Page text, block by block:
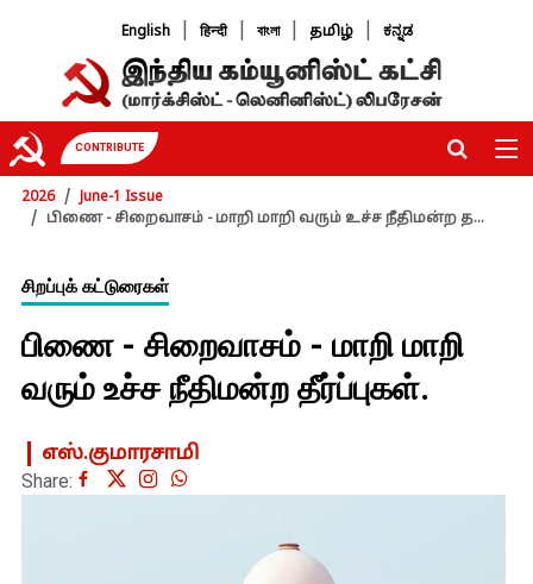
English हिन्दी বাংলা தமிழ் ಕನ್ನಡ
CONTRIBUTE
2026
June-1 Issue
பிணை - சிறைவாசம் - மாறி மாறி வரும் உச்ச நீதிமன்ற த...
சிறப்புக் கட்டுரைகள்
பிணை - சிறைவாசம் - மாறி மாறி
வரும் உச்ச நீதிமன்ற தீர்ப்புகள்.
எஸ்.குமாரசாமி
Share: